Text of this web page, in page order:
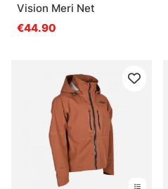
Vision Meri Net
€44.90